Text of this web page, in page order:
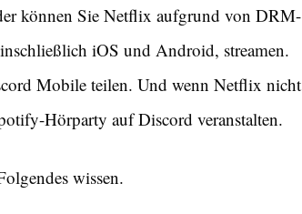
können Sie Netflix aufgrund von DRM-
iOS und Android, streamen.
Mobile teilen. Und wenn Netflix nicht
Hörparty auf Discord veranstalten.
wissen.